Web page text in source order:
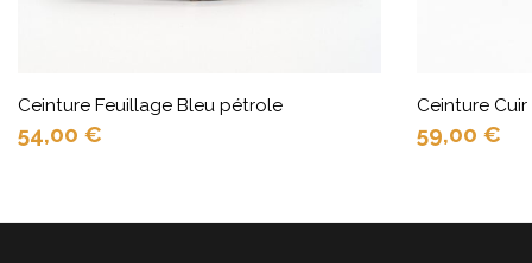
Ceinture Feuillage Bleu pétrole
54,00 €
Ceinture Cuir
59,00 €